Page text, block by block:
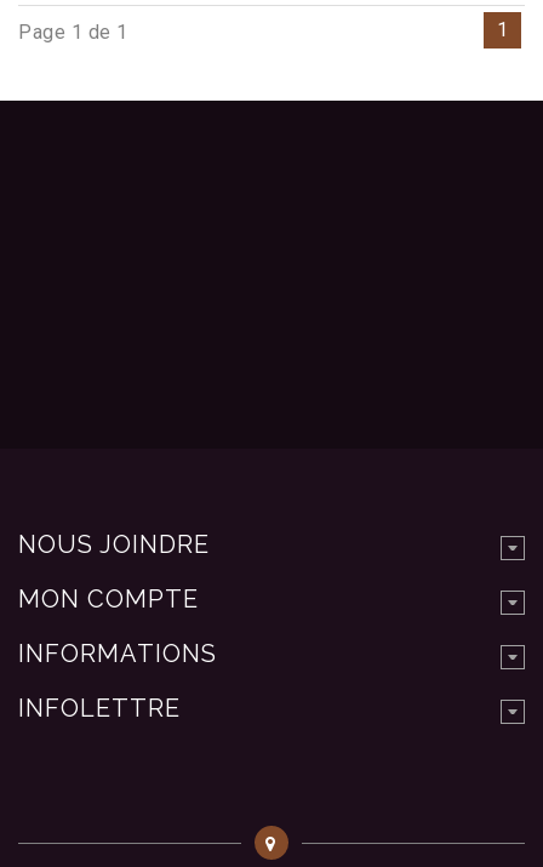
Page 1 de 1 1
NOUS JOINDRE
MON COMPTE
INFORMATIONS
INFOLETTRE